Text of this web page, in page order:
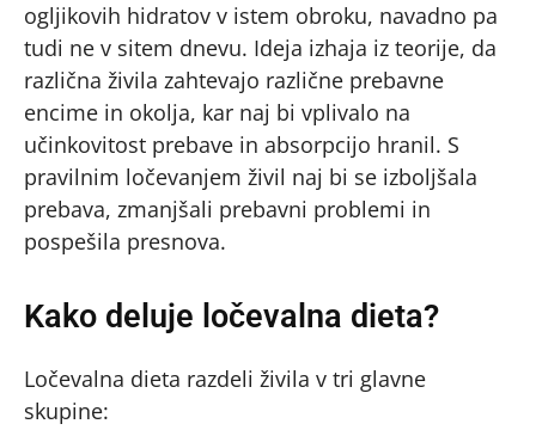
ogljikovih hidratov v istem obroku, navadno pa
tudi ne v sitem dnevu. Ideja izhaja iz teorije, da
različna živila zahtevajo različne prebavne
encime in okolja, kar naj bi vplivalo na
učinkovitost prebave in absorpcijo hranil. S
pravilnim ločevanjem živil naj bi se izboljšala
prebava, zmanjšali prebavni problemi in
pospešila presnova.
Kako deluje ločevalna dieta?
Ločevalna dieta razdeli živila v tri glavne
skupine: